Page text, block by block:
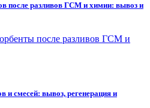
после разливов ГСМ и химии: вывоз и
после разливов ГСМ и
и смесей: вывоз, регенерация и